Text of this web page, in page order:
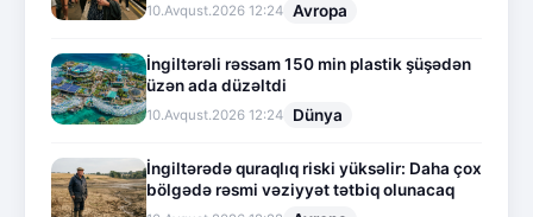
10.Avqust.2026 12:24 Avropa
İngiltərəli rəssam 150 min plastik şüşədən
üzən ada düzəltdi
10.Avqust.2026 12:24 Dünya
İngiltərədə quraqlıq riski yüksəlir: Daha çox
bölgədə rəsmi vəziyyət tətbiq olunacaq